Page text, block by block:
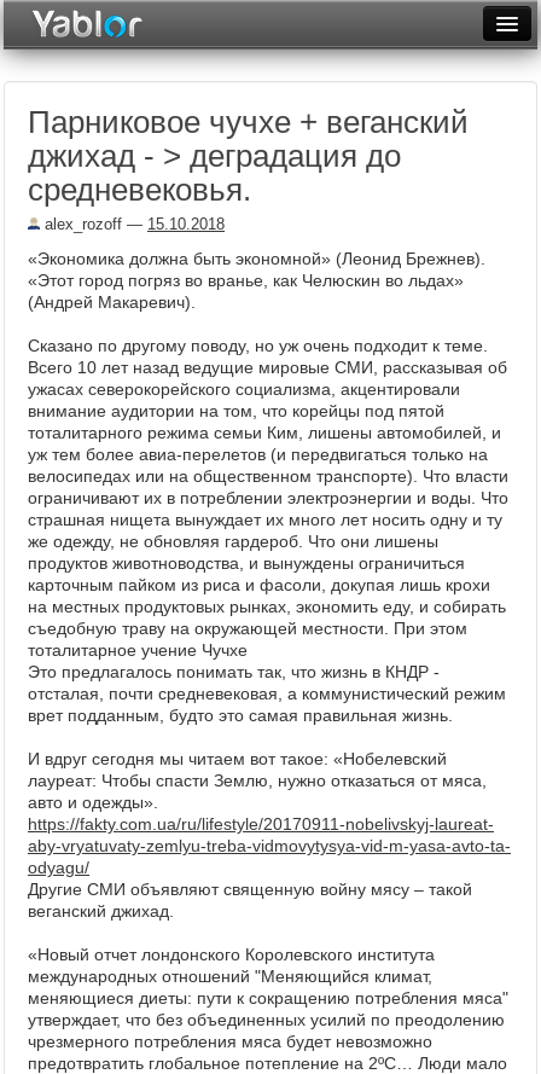
Неделя
Месяц
Архив
Видеотоп
Парниковое чучхе + веганский
джихад - > деградация до
средневековья.
alex_rozoff — 15.10.2018
«Экономика должна быть экономной» (Леонид Брежнев).
«Этот город погряз во вранье, как Челюскин во льдах»
(Андрей Макаревич).
Сказано по другому поводу, но уж очень подходит к теме.
Всего 10 лет назад ведущие мировые СМИ, рассказывая об
ужасах северокорейского социализма, акцентировали
внимание аудитории на том, что корейцы под пятой
тоталитарного режима семьи Ким, лишены автомобилей, и
уж тем более авиа-перелетов (и передвигаться только на
велосипедах или на общественном транспорте). Что власти
ограничивают их в потреблении электроэнергии и воды. Что
страшная нищета вынуждает их много лет носить одну и ту
же одежду, не обновляя гардероб. Что они лишены
продуктов животноводства, и вынуждены ограничиться
карточным пайком из риса и фасоли, докупая лишь крохи
на местных продуктовых рынках, экономить еду, и собирать
съедобную траву на окружающей местности. При этом
тоталитарное учение Чучхе
Это предлагалось понимать так, что жизнь в КНДР -
отсталая, почти средневековая, а коммунистический режим
врет подданным, будто это самая правильная жизнь.
И вдруг сегодня мы читаем вот такое: «Нобелевский
лауреат: Чтобы спасти Землю, нужно отказаться от мяса,
авто и одежды».
https://fakty.com.ua/ru/lifestyle/20170911-nobelivskyj-laureat-
aby-vryatuvaty-zemlyu-treba-vidmovytysya-vid-m-yasa-avto-ta-
odyagu/
Другие СМИ объявляют священную войну мясу – такой
веганский джихад.
«Новый отчет лондонского Королевского института
международных отношений "Меняющийся климат,
меняющиеся диеты: пути к сокращению потребления мяса"
утверждает, что без объединенных усилий по преодолению
чрезмерного потребления мяса будет невозможно
предотвратить глобальное потепление на 2ºC… Люди мало